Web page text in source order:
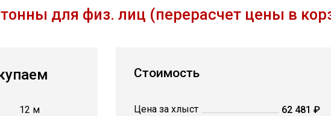
для физ. лиц (перерасчет цены в
12 м
Стоимость
Цена за хлыст 62 481 ₽